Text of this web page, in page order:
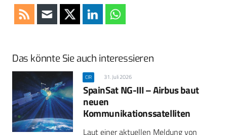
Das könnte Sie auch interessieren
CIR 31. Juli 2026
SpainSat NG-III – Airbus baut
neuen
Kommunikationssatelliten
Laut einer aktuellen Meldung von